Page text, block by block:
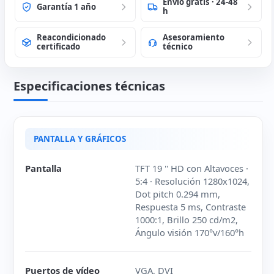
Garantía 1 año
h
Reacondicionado
certificado
Asesoramiento
técnico
Especificaciones técnicas
PANTALLA Y GRÁFICOS
Pantalla
TFT 19 '' HD con Altavoces ·
5:4 · Resolución 1280x1024,
Dot pitch 0.294 mm,
Respuesta 5 ms, Contraste
1000:1, Brillo 250 cd/m2,
Ángulo visión 170°v/160°h
Puertos de vídeo VGA, DVI